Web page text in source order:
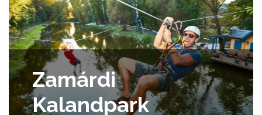
Zamárdi
Kalandpark